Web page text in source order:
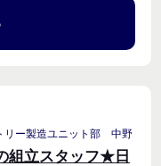
リー製造ユニット部 中野
組立スタッフ★日